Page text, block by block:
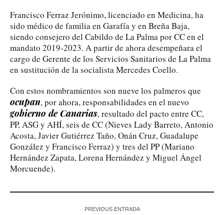
Francisco Ferraz Jerónimo, licenciado en Medicina, ha
sido médico de familia en Garafía y en Breña Baja,
siendo consejero del Cabildo de La Palma por CC en el
mandato 2019-2023. A partir de ahora desempeñara el
cargo de Gerente de los Servicios Sanitarios de La Palma
en sustitución de la socialista Mercedes Coello.
Con estos nombramientos son nueve los palmeros que
ocupan, por ahora, responsabilidades en el nuevo
gobierno de Canarias, resultado del pacto entre CC,
PP, ASG y AHÍ, seis de CC (Nieves Lady Barreto, Antonio
Acosta, Javier Gutiérrez Taño, Onán Cruz, Guadalupe
González y Francisco Ferraz) y tres del PP (Mariano
Hernández Zapata, Lorena Hernández y Miguel Ángel
Morcuende).
PREVIOUS ENTRADA